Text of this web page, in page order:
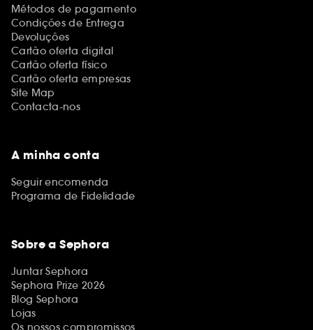
Métodos de pagamento
Condições de Entrega
Devoluções
Cartão oferta digital
Cartão oferta físico
Cartão oferta empresas
Site Map
Contacta-nos
A minha conta
Seguir encomenda
Programa de Fidelidade
Sobre a Sephora
Juntar Sephora
Sephora Prize 2026
Blog Sephora
Lojas
Os nossos compromissos